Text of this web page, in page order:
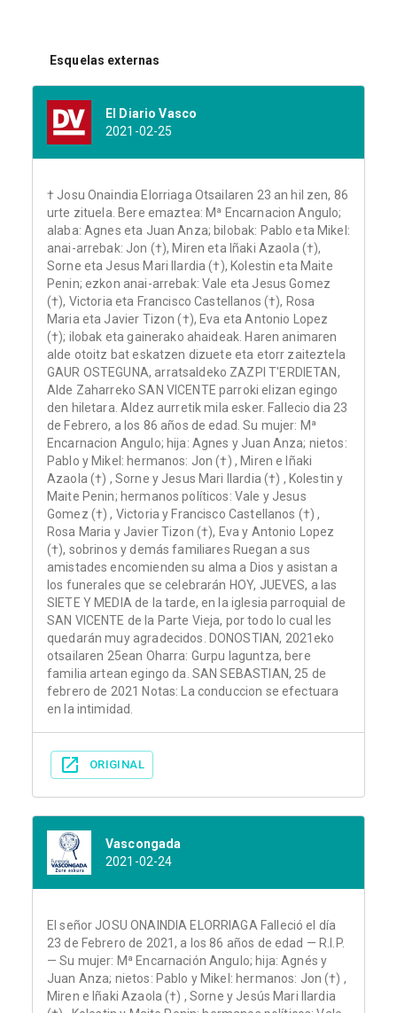
Esquelas externas
El Diario Vasco
2021-02-25
† Josu Onaindia Elorriaga Otsailaren 23 an hil zen, 86
urte zituela. Bere emaztea: Mª Encarnacion Angulo;
alaba: Agnes eta Juan Anza; bilobak: Pablo eta Mikel:
anai-arrebak: Jon (†), Miren eta Iñaki Azaola (†),
Sorne eta Jesus Mari Ilardia (†), Kolestin eta Maite
Penin; ezkon anai-arrebak: Vale eta Jesus Gomez
(†), Victoria eta Francisco Castellanos (†), Rosa
Maria eta Javier Tizon (†), Eva eta Antonio Lopez
(†); ilobak eta gainerako ahaideak. Haren animaren
alde otoitz bat eskatzen dizuete eta etorr zaiteztela
GAUR OSTEGUNA, arratsaldeko ZAZPI T'ERDIETAN,
Alde Zaharreko SAN VICENTE parroki elizan egingo
den hiletara. Aldez aurretik mila esker. Fallecio dia 23
de Febrero, a los 86 años de edad. Su mujer: Mª
Encarnacion Angulo; hija: Agnes y Juan Anza; nietos:
Pablo y Mikel: hermanos: Jon (†) , Miren e Iñaki
Azaola (†) , Sorne y Jesus Mari Ilardia (†) , Kolestin y
Maite Penin; hermanos políticos: Vale y Jesus
Gomez (†) , Victoria y Francisco Castellanos (†) ,
Rosa Maria y Javier Tizon (†), Eva y Antonio Lopez
(†), sobrinos y demás familiares Ruegan a sus
amistades encomienden su alma a Dios y asistan a
los funerales que se celebrarán HOY, JUEVES, a las
SIETE Y MEDIA de la tarde, en la iglesia parroquial de
SAN VICENTE de la Parte Vieja, por todo lo cual les
quedarán muy agradecidos. DONOSTIAN, 2021eko
otsailaren 25ean Oharra: Gurpu laguntza, bere
familia artean egingo da. SAN SEBASTIAN, 25 de
febrero de 2021 Notas: La conduccion se efectuara
en la intimidad.
ORIGINAL
Vascongada
2021-02-24
El señor JOSU ONAINDIA ELORRIAGA Falleció el día
23 de Febrero de 2021, a los 86 años de edad — R.I.P.
— Su mujer: Mª Encarnación Angulo; hija: Agnés y
Juan Anza; nietos: Pablo y Mikel: hermanos: Jon (†) ,
Miren e Iñaki Azaola (†) , Sorne y Jesús Mari Ilardia